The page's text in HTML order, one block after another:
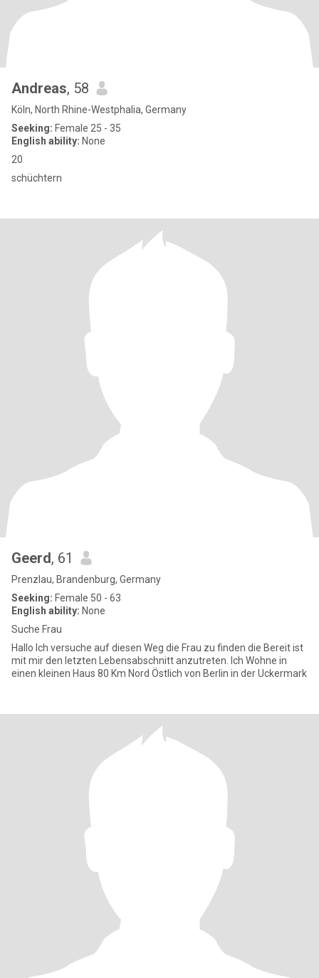
Andreas, 58
Köln, North Rhine-Westphalia, Germany
Seeking: Female 25 - 35
English ability: None
20
schüchtern
Geerd, 61
Prenzlau, Brandenburg, Germany
Seeking: Female 50 - 63
English ability: None
Suche Frau
Hallo Ich versuche auf diesen Weg die Frau zu finden die Bereit ist
mit mir den letzten Lebensabschnitt anzutreten. Ich Wohne in
einen kleinen Haus 80 Km Nord Östlich von Berlin in der Uckermark